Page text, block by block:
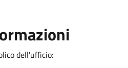
dell'ufficio: